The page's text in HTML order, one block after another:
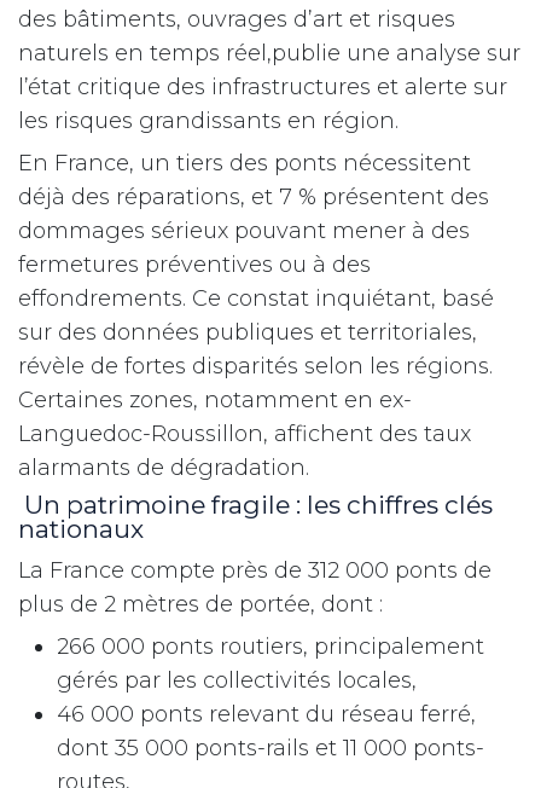
des bâtiments, ouvrages d’art et risques
naturels en temps réel,publie une analyse sur
l’état critique des infrastructures et alerte sur
les risques grandissants en région.
En France, un tiers des ponts nécessitent
déjà des réparations, et 7 % présentent des
dommages sérieux pouvant mener à des
fermetures préventives ou à des
effondrements. Ce constat inquiétant, basé
sur des données publiques et territoriales,
révèle de fortes disparités selon les régions.
Certaines zones, notamment en ex-
Languedoc-Roussillon, affichent des taux
alarmants de dégradation.
Un patrimoine fragile : les chiffres clés
nationaux
La France compte près de 312 000 ponts de
plus de 2 mètres de portée, dont :
266 000 ponts routiers, principalement
gérés par les collectivités locales,
46 000 ponts relevant du réseau ferré,
dont 35 000 ponts-rails et 11 000 ponts-
routes,